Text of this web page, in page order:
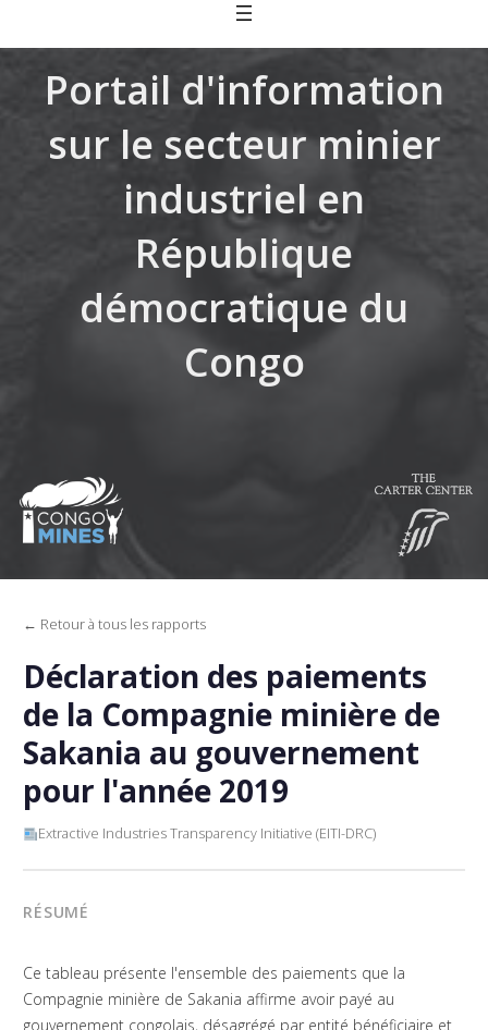
Portail d'information
sur le secteur minier
industriel en
République
démocratique du
Congo
← Retour à tous les rapports
Déclaration des paiements
de la Compagnie minière de
Sakania au gouvernement
pour l'année 2019
Extractive Industries Transparency Initiative (EITI-DRC)
RÉSUMÉ
Ce tableau présente l'ensemble des paiements que la
Compagnie minière de Sakania affirme avoir payé au
gouvernement congolais, désagrégé par entité bénéficiaire et